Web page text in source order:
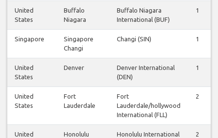
United
States
Buffalo
Niagara
Buffalo Niagara
International (BUF)
1
Singapore
Singapore
Changi
Changi (SIN) 1
United
States
Denver
Denver International
(DEN)
1
United
States
Fort
Lauderdale
Fort
Lauderdale/hollywood
International (FLL)
2
United
Honolulu
Honolulu International
2